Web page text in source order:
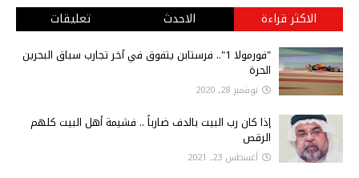
الاكثر قراءة الاحدث تعليقات
"فورمولا 1".. فرستابن يتفوق في آخر تجارب سباق البحرين
الحرة
نوفمبر 28, 2020
إذا كان رب البيت بالدف ضارباً .. فشيمة أهل البيت كلهم
الرقص
أغسطس 23, 2021